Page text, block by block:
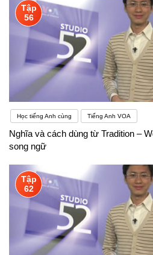
Tập
56
Học tiếng Anh cùng Tiếng Anh VOA
Nghĩa và cách dùng từ Tradition –
song ngữ
Tập
62